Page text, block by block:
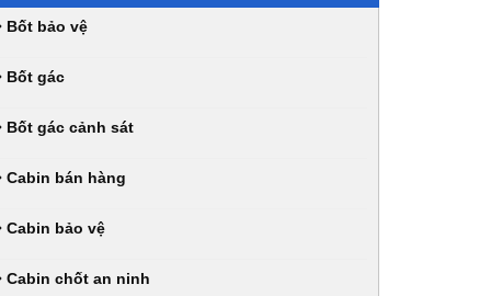
Bốt bảo vệ
Bốt gác
Bốt gác cảnh sát
Cabin bán hàng
Cabin bảo vệ
Cabin chốt an ninh